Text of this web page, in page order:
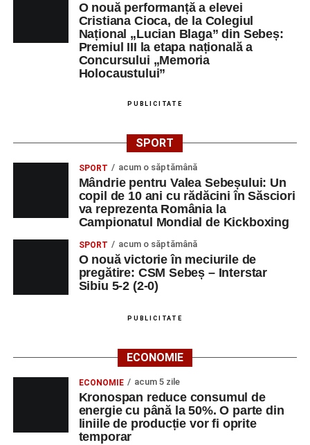
O nouă performanță a elevei
Cristiana Cioca, de la Colegiul
Național „Lucian Blaga” din Sebeș:
Premiul III la etapa națională a
Concursului „Memoria
Holocaustului”
PUBLICITATE
SPORT
SPORT acum o săptămână
Mândrie pentru Valea Sebeșului: Un
copil de 10 ani cu rădăcini în Săsciori
va reprezenta România la
Campionatul Mondial de Kickboxing
SPORT acum o săptămână
O nouă victorie în meciurile de
pregătire: CSM Sebeș – Interstar
Sibiu 5-2 (2-0)
PUBLICITATE
ECONOMIE
ECONOMIE acum 5 zile
Kronospan reduce consumul de
energie cu până la 50%. O parte din
liniile de producție vor fi oprite
temporar